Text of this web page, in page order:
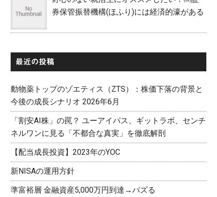
券保管振替機構(ほふり)には経済的濠がある
最近の投稿
動物薬トップのゾエティス（ZTS）：株価下落の背景と
今後の成長シナリオ 2026年6月
「割安AI株」の罠？ ユーアイパス、ギットラボ、センチ
ネルワンに見る「不都合な真実」を徹底解剖
【配当成長投資】2023年のYOC
新NISAの運用方針
準富裕層 金融資産5,000万円到達→バズる